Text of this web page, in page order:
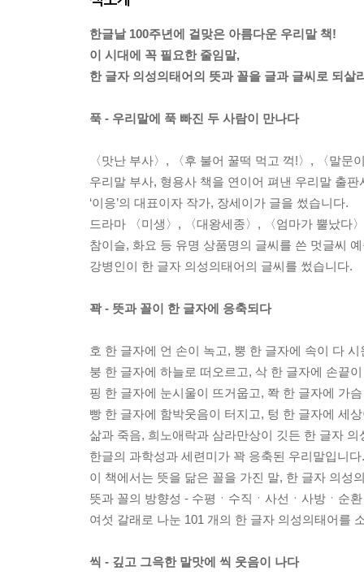
한글날 100주년에 걸맞은 아름다운 우리말 책!
이 시대에 꼭 필요한 줄임말,
한 글자 의성의태어의 뜻과 꼴을 글과 글씨로 되살
푹 - 우리말에 푹 빠진 두 사람이 만나다
〈맛난 부사〉, 〈후 불어 꿀떡 먹고 꺽!〉, 〈말문
우리말 부사, 형용사 책을 연이어 펴낸 우리말 출판
‘이응’의 대표이자 작가, 장세이가 글을 썼습니다.
드라마 〈미생〉, 〈대왕세종〉, 〈엄마가 뿔났다
참이슬, 화요 등 유명 상품명의 글씨를 쓴 멋글씨
강병인이 한 글자 의성의태어의 글씨를 썼습니다.
꽉 - 뜻과 꼴이 한 글자에 응축되다
호 한 글자에 언 손이 녹고, 뿡 한 글자에 속이 다 시
붕 한 글자에 하늘로 떠오르고, 삭 한 글자에 손끝
핑 한 글자에 눈시울이 뜨거웁고, 쫙 한 글자에 가
빵 한 글자에 함박웃음이 터지고, 텅 한 글자에 세
삶과 죽음, 희노애락과 삼라만상이 깃든 한 글자 의
한글의 과학성과 세련미가 꽉 응축된 우리말입니다.
이 책에서는 뜻을 닮은 꼴을 가진 말, 한 글자 의성
뜻과 꼴의 방향성 - 수평ㆍ수직ㆍ사선ㆍ사방ㆍ순
여섯 갈래로 나눈 101 개의 한 글자 의성의태어를
씩 - 깊고 그윽한 말맛에 씩 웃음이 나다